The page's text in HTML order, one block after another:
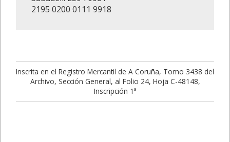
2195 0200 0111 9918
Inscrita en el Registro Mercantil de A Coruña, Tomo 3438 del
Archivo, Sección General, al Folio 24, Hoja C-48148,
Inscripción 1ª